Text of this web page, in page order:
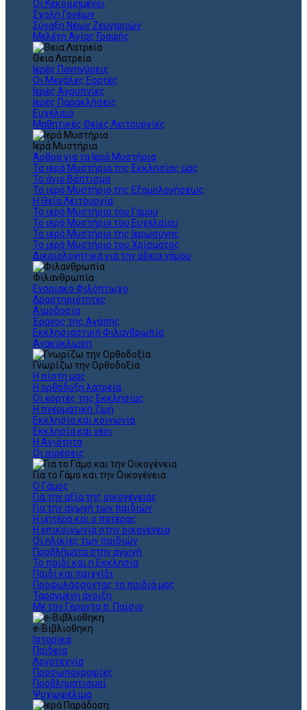
Οι Κεκοιμημένοι
Σχολή Γονέων
Σύναξη Νέων Ζευγαριών
Μελέτη Αγίας Γραφής
Θεια Λατρεία
Ιερές Πανηγύρεις
Οι Μεγάλες Εορτές
Ιερές Αγρυπνίες
Ιερές Παρακλήσεις
Ευχέλαιο
Μαθητικές Θείες Λειτουργίες
Ιερά Μυστήρια
Άρθρα για τα Ιερά Μυστήρια
Τα ιερά Μυστήρια της Εκκλησίας μας
Το άγιο Βάπτισμα
Το ιερό Μυστήριο της Εξομολογήσεως
Η Θεία Λειτουργία
Το ιερό Μυστήριο του Γάμου
Το ιερό Μυστήριο του Ευχελαίου
Το ιερό Μυστήριο της Ιερωσύνης
Το ιερό Μυστήριο του Χρίσματος
Δικαιολογητικά για την άδεια γάμου
Φιλανθρωπία
Ενοριακό Φιλόπτωχο
Δραστηριότητες
Αιμοδοσία
Έρανος της Αγάπης
Εκκλησιαστική Φιλανθρωπία
Ανακύκλωση
Γνωρίζω την Ορθοδοξία
Η πίστη μας
Η ορθόδοξη λατρεία
Οι εορτές της Εκκλησίας
Η πνευματική ζωή
Εκκλησία και κοινωνία
Εκκλησία και νέοι
Η Αγιότητα
Οι αιρέσεις
Για το Γάμο και την Οικογένεια
Ο Γάμος
Για την αξία της οικογένειας
Για την αγωγή των παιδιών
Η μητέρα και ο πατέρας
Η επικοινωνία στην οικογένεια
Οι ηλικίες των παιδιών
Προβλήματα στην αγωγή
Το παιδί και η Εκκλησία
Παιδί και παιχνίδι
Προφυλάσσοντας τα παιδιά μας
Ταραγμένη άνοιξη
Με τον Γέροντα π. Παϊσιο
e-Βιβλιοθηκη
Ιστορικά
Παιδεία
Λογοτεχνία
Προσωπογραφίες
Προβληματισμοί
Ψυχωφέλιμα